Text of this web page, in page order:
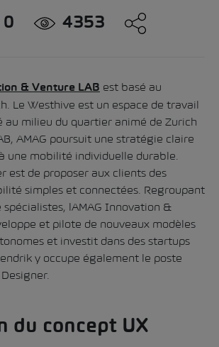
0 4353
& Venture LAB est basé au
Le Westhive est un espace de travail
milieu du quartier animé de Zurich
AMAG poursuit une stratégie claire
une mobilité individuelle durable.
est de proposer aux clients des
simples et connectées. Regroupant
lAMAG Innovation &
et pilote de nouveaux modèles
et investit dans des startups
y occupe également le poste
du concept UX